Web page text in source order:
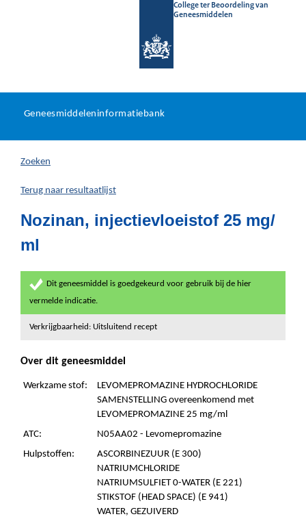
College ter Beoordeling van
Geneesmiddelen
U
hier:
Geneesmiddeleninformatiebank
Zoeken
Terug naar resultaatlijst
Nozinan, injectievloeistof 25 mg/
ml
Dit geneesmiddel is goedgekeurd voor gebruik bij de hier
vermelde indicatie.
Verkrijgbaarheid: Uitsluitend recept
Over dit geneesmiddel
Werkzame stof:
LEVOMEPROMAZINE HYDROCHLORIDE
SAMENSTELLING overeenkomend met
LEVOMEPROMAZINE 25 mg/ml
ATC:
N05AA02 - Levomepromazine
Hulpstoffen:
ASCORBINEZUUR (E 300)
NATRIUMCHLORIDE
NATRIUMSULFIET 0-WATER (E 221)
STIKSTOF (HEAD SPACE) (E 941)
WATER, GEZUIVERD